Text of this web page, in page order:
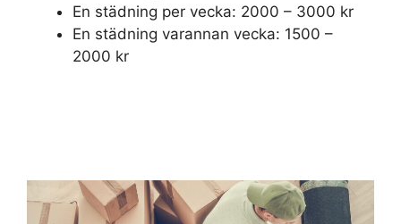
En städning per vecka: 2000 – 3000 kr
En städning varannan vecka: 1500 –
2000 kr